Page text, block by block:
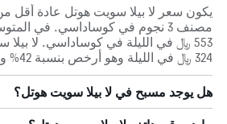
يكون سعر لا بيلا سويت هوتل عادة
مصنف 3 نجوم في كوساداسي. في
553 ﷼ في الليلة في كوساداسي. لا
324 ﷼ في الليلة وهو أرخص بنسبة 42% وسطياً في كوساداسي.
هل يوجد مسبح في لا بيلا سويت هوتل؟